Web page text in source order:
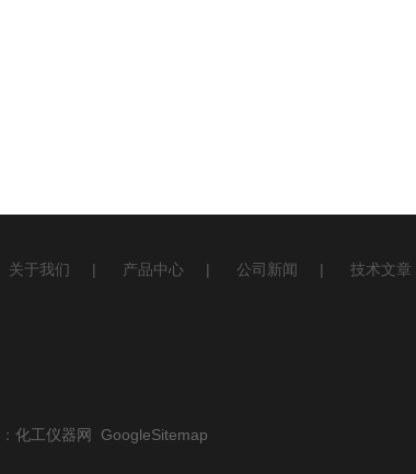
关于我们 | 产品中心 | 公司新闻 | 技术文章
化工仪器网 GoogleSitemap